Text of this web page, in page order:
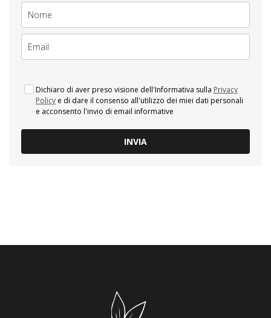
Dichiaro di aver preso visione dell'Informativa sulla Privacy
Policy e di dare il consenso all'utilizzo dei miei dati personali
e acconsento l'invio di email informative
INVIA